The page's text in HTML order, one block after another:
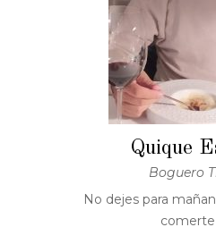
Quique
Boguero
No dejes para